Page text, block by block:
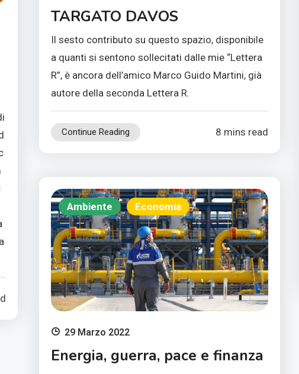
TARGATO DAVOS
Il sesto contributo su questo spazio, disponibile
a quanti si sentono sollecitati dalle mie “Lettera
R”, è ancora dell’amico Marco Guido Martini, già
autore della seconda Lettera R.
Continue Reading 8 mins read
Ambiente Economia
29 Marzo 2022
Energia, guerra, pace e finanza